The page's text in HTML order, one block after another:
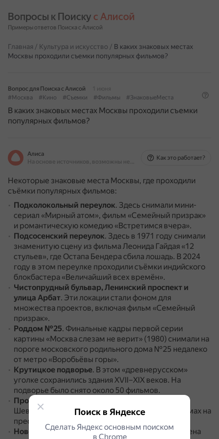
Вопросы к Поиску с Алисой
Примеры ответов Поиска с Алисой
Главная / Культура и искусство / В каких знаковых местах
Москвы проходили съемки популярных фильмов?
Вопрос для Поиска с Алисой
1 июня
#Москва
#Кино #Съемки #Фильмы #ЗнаковыеМеста
В каких знаковых местах Москвы проходили съемки
популярных фильмов?
Алиса
На основе источников, возможны неточности
Как это работает?
Некоторые знаковые места Москвы, где проходили
съёмки популярных фильмов:
Подколокольный переулок. Здесь снимали мини-
сериал «Мирный атом», фильм «Семейный призрак»
и романтическую комедию «Встретимся вчера».
Подсосенский переулок. Здесь в 1971 году снимали
знаменитую сцену из фильма Леонида Гайдая «12
стульев», где Остапа Бендера сбила лошадь. В 2024
году в этом переулке проходили съёмки индийского
блокбастера «Величайший всех времён».
Чистопрудный бульвар, Ленинский проспект и
улица Арбат. Эти локации стали фоном для
множества проектов, включая фильм «Семейный
призрак».
Роддом №25. Финальные кадры первой серии
картины «Москва слезам не верит» (1980) снимали на
пороге московского родильного дома №25 недалеко
от метро «Воробьёвы горы».
Крутицкое подворье. В этом «древнерусском»
уголке сохранились здания XVII–ХIХ веков. На
подворье было снято около 50 фильмов.
Проспект Вернадского
Шевелева из «Иронии судьбы» (1975) жили в домах на
престижном проспекте Вернадского.
Новокузнецкая улица, дом 13.Здесь расположена
Поиск в Яндексе
Сделать Яндекс основным поиском
в Сhrome